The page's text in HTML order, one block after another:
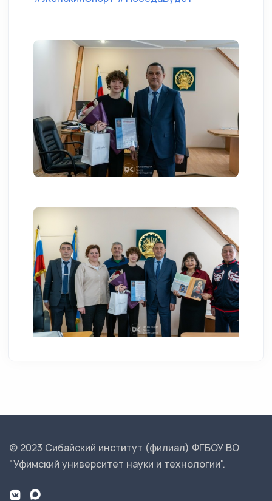
© 2023 Сибайский институт (филиал) ФГБОУ ВО
"Уфимский университет науки и технологии".